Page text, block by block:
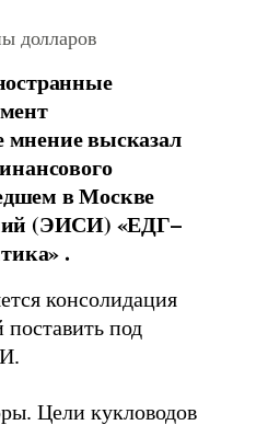
долларов
мнение высказал
в Москве
(ЭИСИ) «ЕДГ–
.
консолидация
под
Цели кукловодов